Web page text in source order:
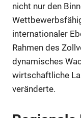
nicht nur den
internationaler
Rahmen des
dynamisches
wirtschaftliche
veränderte.